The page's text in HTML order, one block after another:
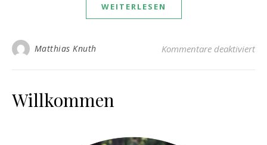
WEITERLESEN
Matthias Knuth Kommentare deaktiviertfür
Willkommen